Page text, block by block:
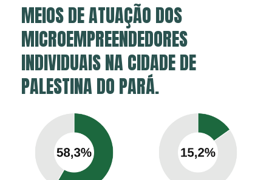
MEIOS DE ATUAÇÃO DOS
MICROEMPREENDEDORES
INDIVIDUAIS NA CIDADE DE
PALESTINA DO PARÁ.